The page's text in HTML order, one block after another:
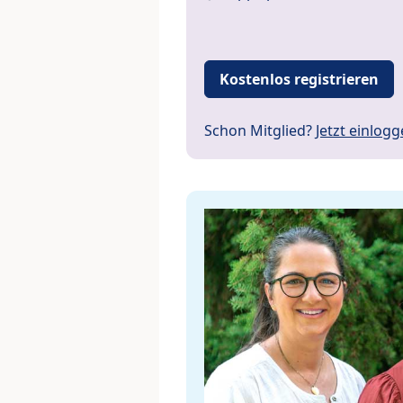
Kostenlos registrieren
Schon Mitglied? Jetzt